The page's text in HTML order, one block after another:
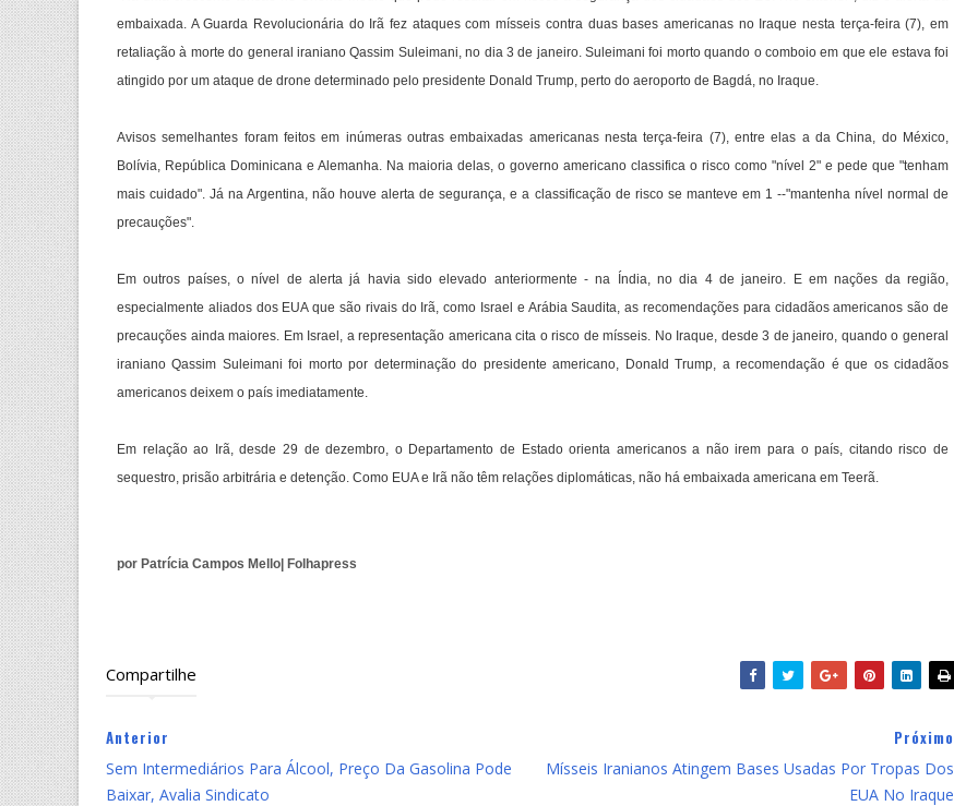
embaixada. A Guarda Revolucionária do Irã fez ataques com mísseis contra duas bases americanas no Iraque nesta terça-feira (7), em
retaliação à morte do general iraniano Qassim Suleimani, no dia 3 de janeiro. Suleimani foi morto quando o comboio em que ele estava foi
atingido por um ataque de drone determinado pelo presidente Donald Trump, perto do aeroporto de Bagdá, no Iraque.
Avisos semelhantes foram feitos em inúmeras outras embaixadas americanas nesta terça-feira (7), entre elas a da China, do México,
Bolívia, República Dominicana e Alemanha. Na maioria delas, o governo americano classifica o risco como "nível 2" e pede que "tenham
mais cuidado". Já na Argentina, não houve alerta de segurança, e a classificação de risco se manteve em 1 --"mantenha nível normal de
precauções".
Em outros países, o nível de alerta já havia sido elevado anteriormente - na Índia, no dia 4 de janeiro. E em nações da região,
especialmente aliados dos EUA que são rivais do Irã, como Israel e Arábia Saudita, as recomendações para cidadãos americanos são de
precauções ainda maiores. Em Israel, a representação americana cita o risco de mísseis. No Iraque, desde 3 de janeiro, quando o general
iraniano Qassim Suleimani foi morto por determinação do presidente americano, Donald Trump, a recomendação é que os cidadãos
americanos deixem o país imediatamente.
Em relação ao Irã, desde 29 de dezembro, o Departamento de Estado orienta americanos a não irem para o país, citando risco de
sequestro, prisão arbitrária e detenção. Como EUA e Irã não têm relações diplomáticas, não há embaixada americana em Teerã.
por Patrícia Campos Mello| Folhapress
Compartilhe
Anterior
Sem Intermediários Para Álcool, Preço Da Gasolina Pode
Baixar, Avalia Sindicato
Próximo
Mísseis Iranianos Atingem Bases Usadas Por Tropas Dos
EUA No Iraque